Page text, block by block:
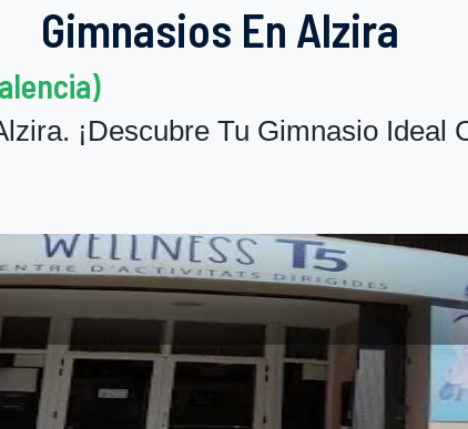
Gimnasios En Alzira
¡Descubre Tu Gimnasio Ideal